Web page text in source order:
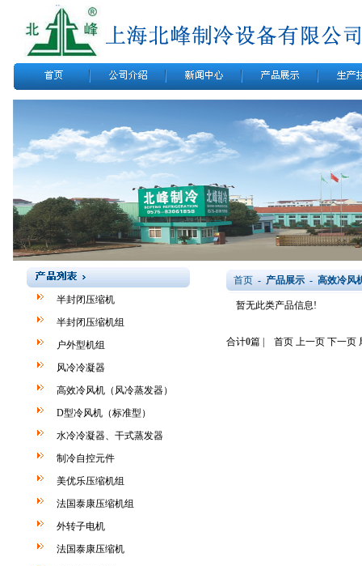
半封闭压缩机
半封闭压缩机组
户外型机组
风冷冷凝器
高效冷风机（风冷蒸发器）
D型冷风机（标准型）
水冷冷凝器、干式蒸发器
制冷自控元件
美优乐压缩机组
法国泰康压缩机组
外转子电机
法国泰康压缩机
首页 - 产品展示 - 高效冷风
暂无此类产品信息!
合计0篇 | 首页 上一页 下一页